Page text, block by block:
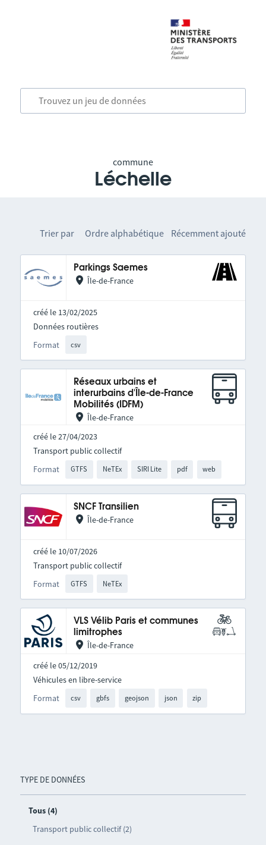
commune
Léchelle
TYPE DE DONNÉES
Tous (4)
Transport public collectif (2)
Trier par Ordre alphabétique Récemment ajouté
Parkings Saemes
Île-de-France
créé le 13/02/2025
Format csv
Données routières
Réseaux urbains et
interurbains d'Île-de-France
Mobilités (IDFM)
Île-de-France
créé le 27/04/2023
Format GTFS NeTEx SIRI Lite pdf web
Transport public collectif
SNCF Transilien
Île-de-France
créé le 10/07/2026
Format GTFS NeTEx
Transport public collectif
VLS Vélib Paris et communes
limitrophes
Île-de-France
créé le 05/12/2019
Format csv gbfs geojson json zip
Véhicules en libre-service